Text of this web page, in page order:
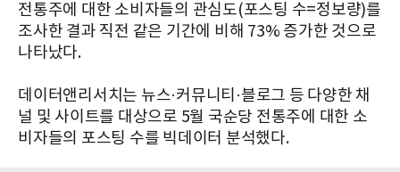
전통주에 대한 소비자들의 관심도(포스팅 수=정보량)를
조사한 결과 직전 같은 기간에 비해 73% 증가한 것으로
나타났다.
데이터앤리서치는 뉴스·커뮤니티·블로그 등 다양한 채
널 및 사이트를 대상으로 5월 국순당 전통주에 대한 소
비자들의 포스팅 수를 빅데이터 분석했다.